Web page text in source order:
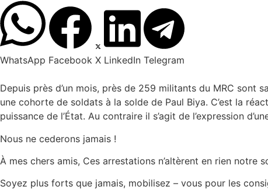
WhatsApp Facebook X LinkedIn Telegram
Depuis près d’un mois, près de 259 militants du MRC sont
une cohorte de soldats à la solde de Paul Biya. C’est la
puissance de l’État. Au contraire il s’agit de l’expression
Nous ne cederons jamais !
À mes chers amis, Ces arrestations n’altèrent en rien
Soyez plus forts que jamais, mobilisez – vous pour les